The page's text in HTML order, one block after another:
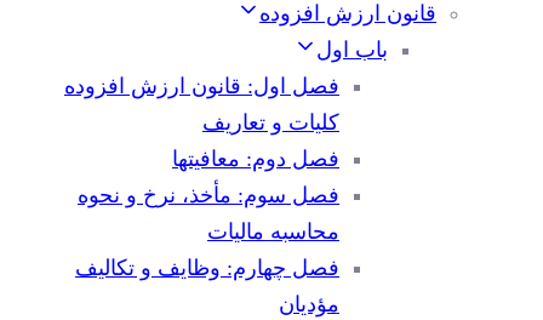
قانون ارزش افزوده
باب اول
فصل اول: قانون ارزش افزوده
کلیات و تعاریف
فصل دوم: معافیتها
فصل سوم: مأخذ، نرخ و نحوه
محاسبه مالیات
فصل چهارم: وظایف و تکالیف
مؤدیان